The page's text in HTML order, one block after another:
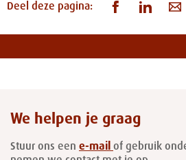
Deel deze pagina:
We helpen je graag
Stuur ons een e-mail of gebruik